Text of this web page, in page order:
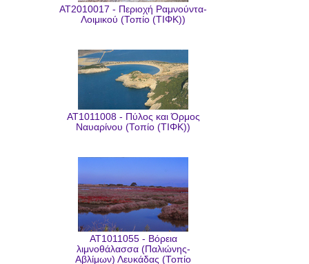
AT2010017 - Περιοχή Ραμνούντα-
Λοιμικού (Τοπίο (ΤΙΦΚ))
AT1011008 - Πύλος και Όρμος
Ναυαρίνου (Τοπίο (ΤΙΦΚ))
AT1011055 - Βόρεια
λιμνοθάλασσα (Παλιώνης-
Αβλίμων) Λευκάδας (Τοπίο